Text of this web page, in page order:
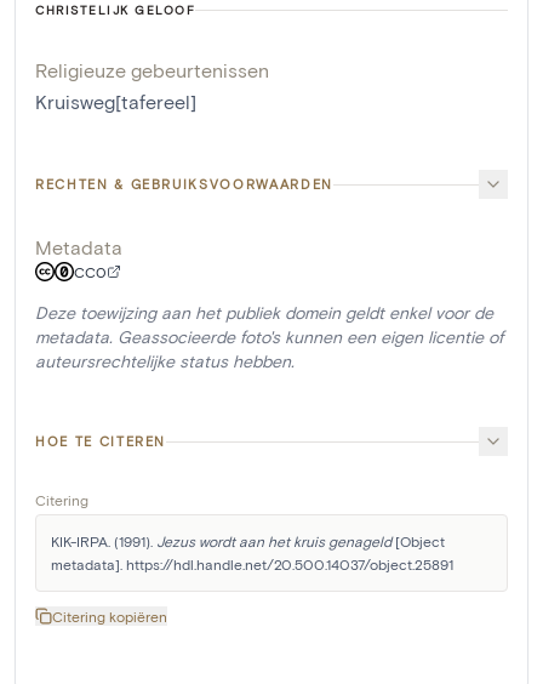
CHRISTELIJK GELOOF
Religieuze gebeurtenissen
Kruisweg[tafereel]
RECHTEN & GEBRUIKSVOORWAARDEN
Metadata
CC0
Deze toewijzing aan het publiek domein geldt enkel voor de
metadata. Geassocieerde foto's kunnen een eigen licentie of
auteursrechtelijke status hebben.
HOE TE CITEREN
Citering
KIK-IRPA. (1991). Jezus wordt aan het kruis genageld [Object
metadata]. https://hdl.handle.net/20.500.14037/object.25891
Citering kopiëren